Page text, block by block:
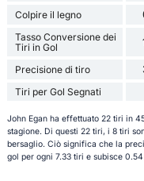
Colpire il legno
Tasso Conversione dei
Tiri in Gol
Precisione di tiro
Tiri per Gol Segnati
John Egan ha effettuato 22 tiri in
stagione. Di questi 22 tiri, i 8 tiri
bersaglio. Ciò significa che la
gol per ogni 7.33 tiri e subisce